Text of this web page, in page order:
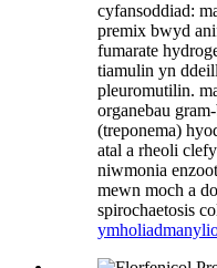
cyfansoddiad:
premix bwyd
fumarate
tiamulin yn
pleuromutilin.
organebau
(treponema)
atal a rheoli
niwmonia
mewn moch a
spirochaetosis
ymholiad